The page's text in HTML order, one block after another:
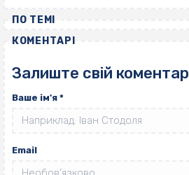
ПО ТЕМІ
КОМЕНТАРІ
Залиште свій коментар
Ваше ім'я *
Email